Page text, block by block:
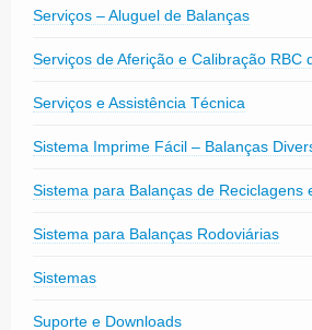
Serviços – Aluguel de Balanças
Serviços de Aferição e Calibração RBC
Serviços e Assistência Técnica
Sistema Imprime Fácil – Balanças
Sistema para Balanças de Reciclagens
Sistema para Balanças Rodoviárias
Sistemas
Suporte e Downloads